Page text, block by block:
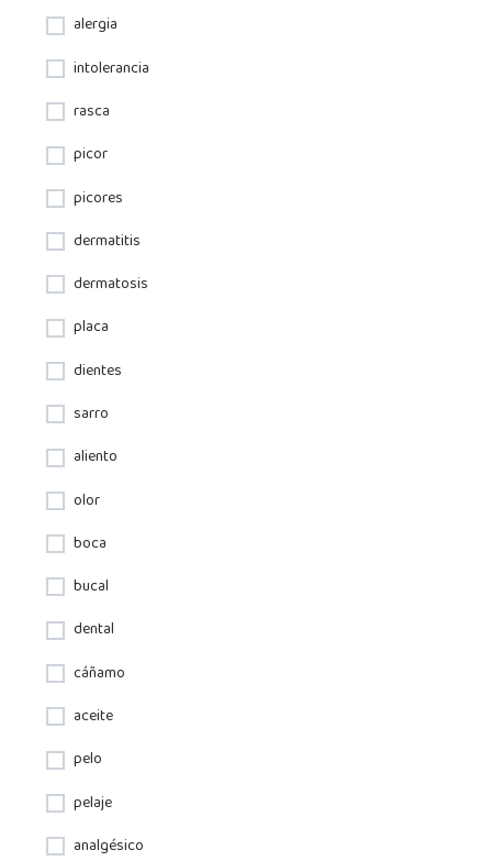
alergia
intolerancia
rasca
picor
picores
dermatitis
dermatosis
placa
dientes
sarro
aliento
olor
boca
bucal
dental
cáñamo
aceite
pelo
pelaje
analgésico